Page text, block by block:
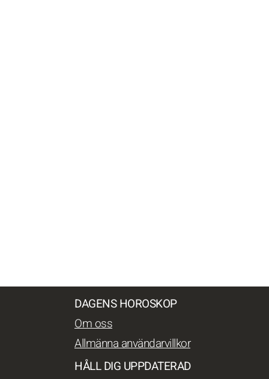
DAGENS HOROSKOP
Om oss
Allmänna användarvillkor
HÅLL DIG UPPDATERAD